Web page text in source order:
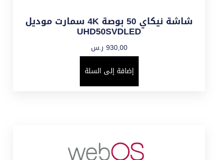
شاشة نيكاي 50 بوصة 4K سمارت موديل
UHD50SVDLED
930,00 ر.س
إضافة إلى السلة